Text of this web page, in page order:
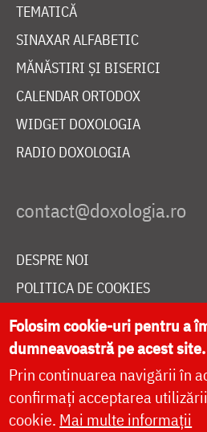
TEMATICĂ
SINAXAR ALFABETIC
MĂNĂSTIRI ȘI BISERICI
CALENDAR ORTODOX
WIDGET DOXOLOGIA
RADIO DOXOLOGIA
DESPRE NOI
POLITICA DE COOKIES
DONEAZĂ ONLINE PENTRU
LIVE
Folosim cookie-uri pentru a
dumneavoastră pe acest site.
Prin continuarea navigării în
confirmați acceptarea
cookie. Mai multe informații